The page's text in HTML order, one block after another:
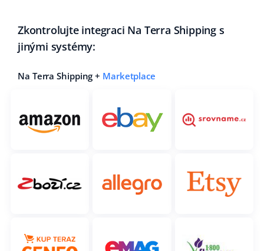
Zkontrolujte integraci Na Terra Shipping s
jinými systémy:
Na Terra Shipping + Marketplace